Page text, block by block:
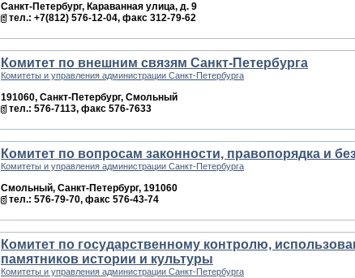
Санкт-Петербург, Караванная улица, д. 9
тел.: +7(812) 576-12-04, факс 312-79-62
Комитет по внешним связям Санкт-Петербурга
Комитеты и управления администрации Санкт-Петербурга
191060, Санкт-Петербург, Смольный
тел.: 576-7113, факс 576-7633
Комитет по вопросам законности, правопорядка и
Комитеты и управления администрации Санкт-Петербурга
Смольный, Санкт-Петербург, 191060
тел.: 576-79-70, факс 576-43-74
Комитет по государственному контролю,
памятников истории и культуры
Комитеты и управления администрации Санкт-Петербурга